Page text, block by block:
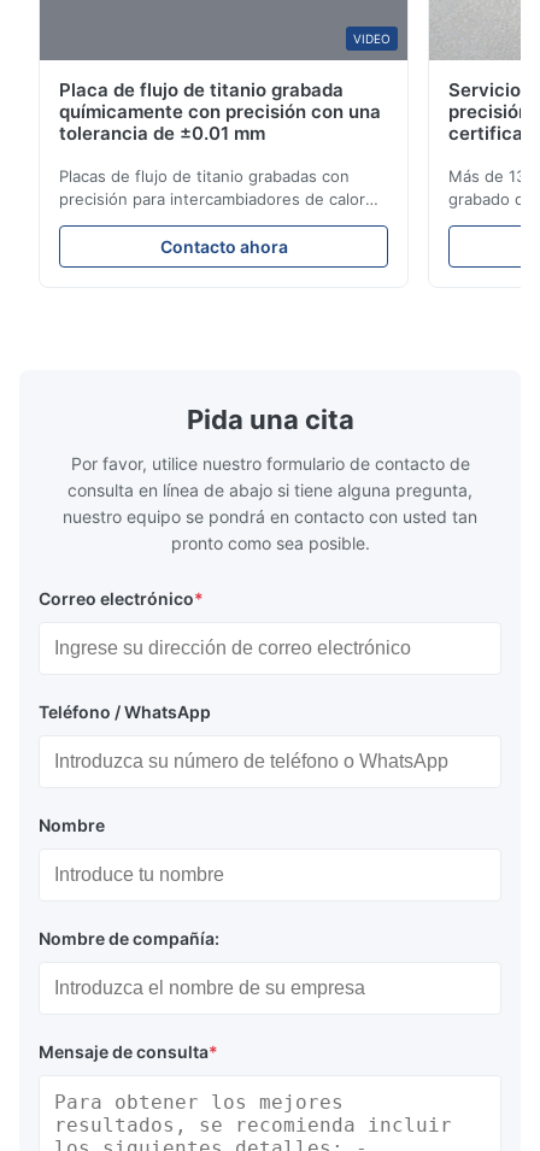
Dec 11.2025
Good.The product is precise and the packaging is excellent.
Aaron
VIDEO
Placa de flujo de titanio grabada
químicamente con precisión con una
tolerancia de ±0.01 mm
Placas de flujo de titanio grabadas con
precisión para intercambiadores de calor
con alta resistencia a la corrosión Visión
general de la placa de flujoXinhaisen
Technology se especializa en la fabricación
Contacto ahora
Servicios
precisión
Más de 13
grabado de
soluciones
Pida una cita
Por favor, utilice nuestro formulario de contacto de
consulta en línea de abajo si tiene alguna pregunta,
nuestro equipo se pondrá en contacto con usted tan
pronto como sea posible.
Correo electrónico*
Teléfono / WhatsApp
Nombre
Nombre de compañía:
Mensaje de consulta*